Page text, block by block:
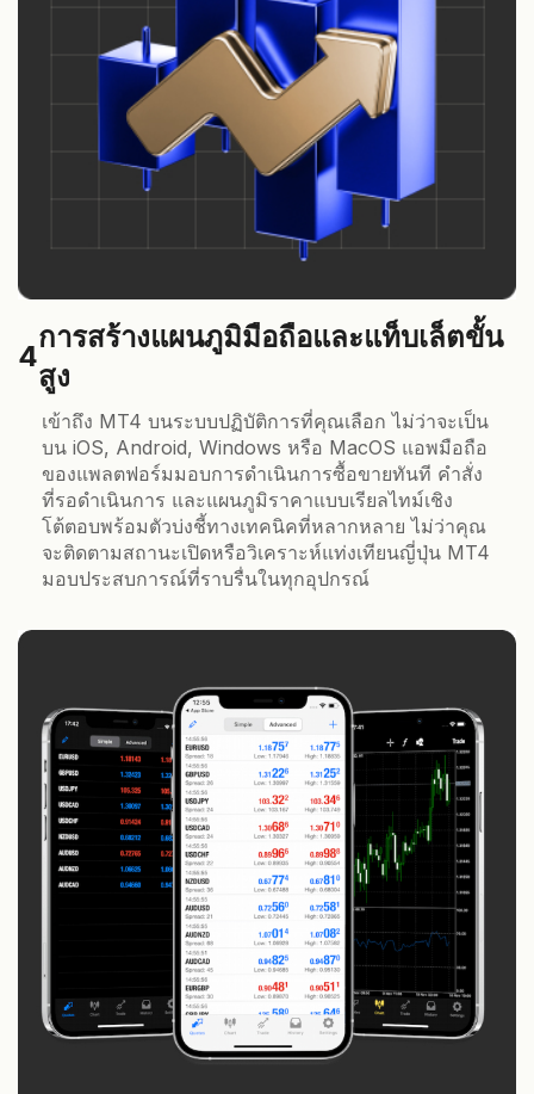
4
การสร้างแผนภูมิมือถือและแท็บเล็ตขั้น
สูง
เข้าถึง MT4 บนระบบปฏิบัติการที่คุณเลือก ไม่ว่าจะเป็น
บน iOS, Android, Windows หรือ MacOS แอพมือถือ
ของแพลตฟอร์มมอบการดำเนินการซื้อขายทันที คำสั่ง
ที่รอดำเนินการ และแผนภูมิราคาแบบเรียลไทม์เชิง
โต้ตอบพร้อมตัวบ่งชี้ทางเทคนิคที่หลากหลาย ไม่ว่าคุณ
จะติดตามสถานะเปิดหรือวิเคราะห์แท่งเทียนญี่ปุ่น MT4
มอบประสบการณ์ที่ราบรื่นในทุกอุปกรณ์